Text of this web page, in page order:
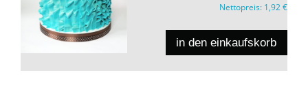
Nettopreis: 1,92 €
in den einkaufskorb